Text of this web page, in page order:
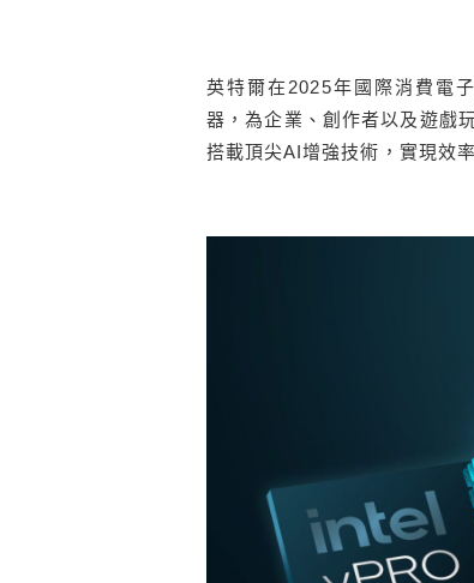
英特爾在2025年國際消費電
器，為企業、創作者以及遊戲
搭載頂尖AI增強技術，實現效